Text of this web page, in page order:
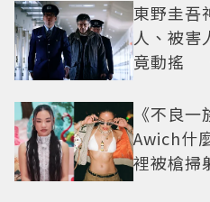
東野圭吾
人、被害
竟動搖
《不良
Awich什
裡被槍掃